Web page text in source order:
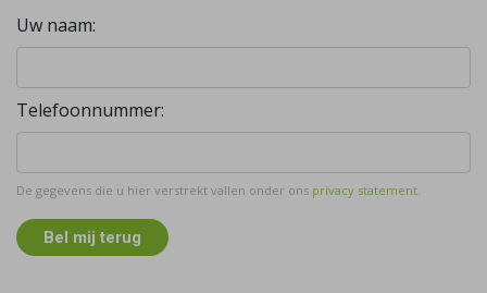
Uw naam:
Telefoonnummer:
De gegevens die u hier verstrekt vallen onder ons privacy statement
Bel mij terug